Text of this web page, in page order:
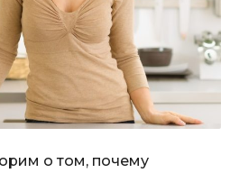
о том, почему